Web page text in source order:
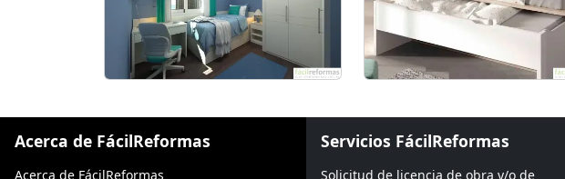
Acerca de FácilReformas
Acerca de FácilReformas
Servicios FácilReformas
Solicitud de licencia de obra y/o de